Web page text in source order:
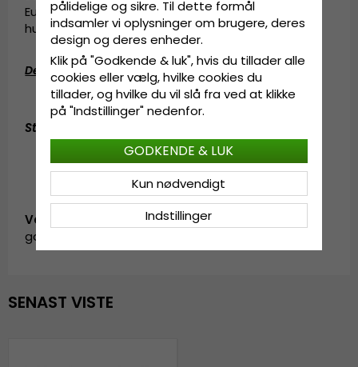
Europa kom sammen i Göteborg for et par
hundrede år siden.
Detaljeinformation:
100% bomuld
Størrelsesinformation
Vare-ID:
garda.bucket.BH0426005.2.flavia.blue
SENAST VISTE
pålidelige og sikre. Til dette formål
indsamler vi oplysninger om brugere, deres
design og deres enheder.
Klik på "Godkende & luk", hvis du tillader alle
cookies eller vælg, hvilke cookies du
tillader, og hvilke du vil slå fra ved at klikke
på "Indstillinger" nedenfor.
Indstillinger
Kun nødvendigt
GODKENDE & LUK